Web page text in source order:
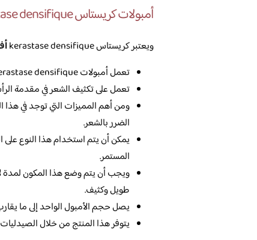
أمبولات كريستاس kerastase densifique
ويعتبر كريستاس kerastase densifique
تعمل أمبولات kerastase densifique على معالجة أماكن الشعر الخفيف.
تعمل على تكثيف الشعر في مقدمة
ومن أهم المميزات التي توجد في هذا
الضرر بالشعر.
يمكن أن يتم استخدام هذا النوع
المستمر.
ويجب أن يتم وضع هذا المكون لمدة
طويل وكثيف.
يصل حجم الأمبول الواحد إلى ما يقارب من 8 مللي، وبكون مخصص
يتوفر هذا المنتج من خلال الصيدليات